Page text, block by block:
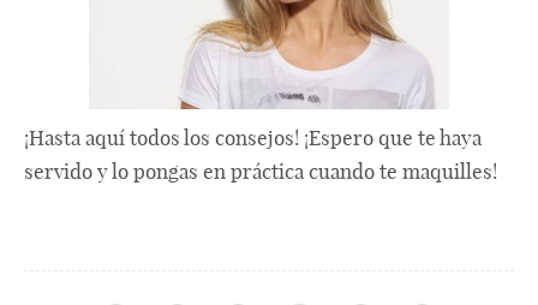
¡Hasta aquí todos los consejos! ¡Espero que te haya
servido y lo pongas en práctica cuando te maquilles!